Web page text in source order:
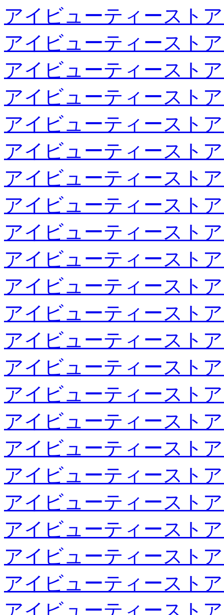
アイビューティースト
アイビューティースト
アイビューティースト
アイビューティースト
アイビューティースト
アイビューティースト
アイビューティースト
アイビューティースト
アイビューティースト
アイビューティースト
アイビューティースト
アイビューティースト
アイビューティースト
アイビューティースト
アイビューティースト
アイビューティースト
アイビューティースト
アイビューティースト
アイビューティースト
アイビューティースト
アイビューティースト
アイビューティースト
アイビューティースト